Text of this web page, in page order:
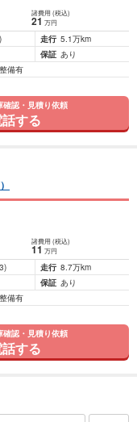
諸費用 (税込)
21 万円
走行 5.1万km
保証 あり
備有
確認・見積り依頼
する
諸費用 (税込)
11 万円
走行 8.7万km
保証 あり
備有
確認・見積り依頼
する